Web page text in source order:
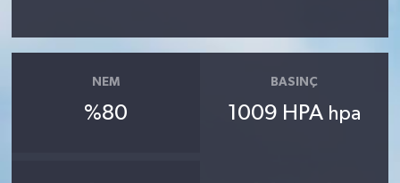
NEM
%80
BASINÇ
1009 HPA hpa